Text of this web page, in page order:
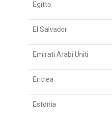
Egitto
El Salvador
Emirati Arabi Uniti
Eritrea
Estonia